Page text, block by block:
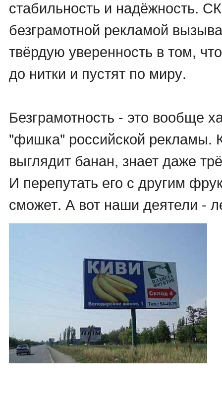
стабильность и надёжность.
безграмотной рекламой
твёрдую уверенность в том,
до нитки и пустят по миру.
Безграмотность - это вообще
"фишка" российской рекламы.
выглядит банан, знает даже
И перепутать его с другим
сможет. А вот наши деятели -